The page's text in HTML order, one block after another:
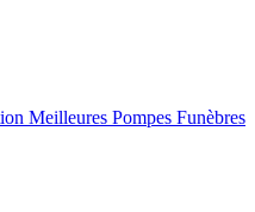
Meilleures Pompes Funèbres